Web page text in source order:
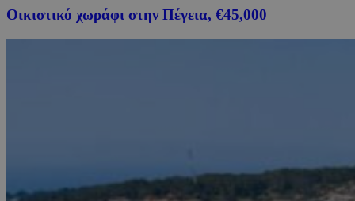
Οικιστικό χωράφι στην Πέγεια, €45,000